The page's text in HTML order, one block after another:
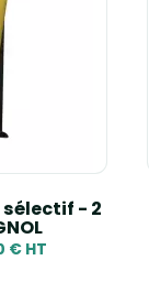
- 2
€ HT